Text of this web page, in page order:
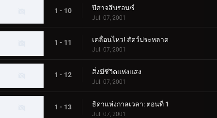
1 - 10 ปีศาจสีบรอนซ์
Jul. 07, 2001
1 - 11 เคลื่อนไหว! สัตว์ประหลาด
Jul. 07, 2001
1 - 12 สิ่งมีชีวิตแห่งแสง
Jul. 07, 2001
1 - 13 ธิดาแห่งกาลเวลา: ตอนที่ 1
Jul. 07, 2001